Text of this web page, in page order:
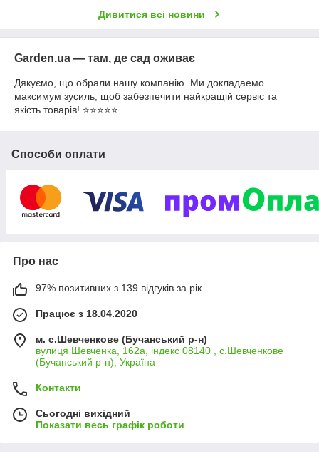
Дивитися всі новини
Garden.ua — там, де сад оживає
Дякуємо, що обрали нашу компанію. Ми докладаемо
максимум зусиль, щоб забезпечити найкращій сервіс та
якість товарів! ⭐⭐⭐⭐⭐
Способи оплати
Про нас
97% позитивних з 139 відгуків за рік
Працює з 18.04.2020
м. с.Шевченкове (Бучанський р-н)
вулиця Шевченка, 162а, індекс 08140 , с.Шевченкове
(Бучанський р-н), Україна
Контакти
Сьогодні вихідний
Показати весь графік роботи